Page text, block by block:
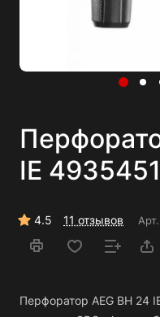
IE
4.5 11 отзывов Арт.
Перфоратор AEG ВН 24